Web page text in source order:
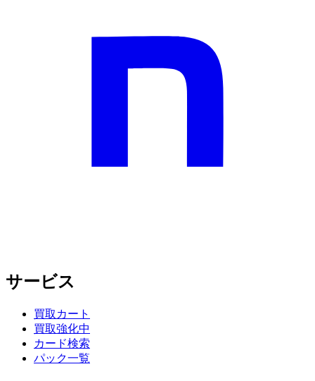
サービス
買取カート
買取強化中
カード検索
パック一覧